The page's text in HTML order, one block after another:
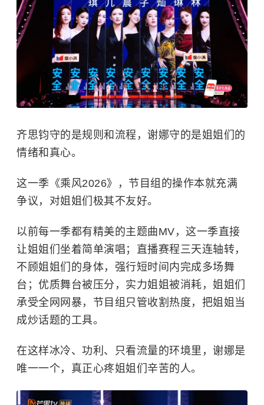
齐思钧守的是规则和流程，谢娜守的是姐姐们的
情绪和真心。
这一季《乘风2026》，节目组的操作本就充满
争议，对姐姐们极其不友好。
以前每一季都有精美的主题曲MV，这一季直接
让姐姐们坐着简单演唱；直播赛程三天连轴转，
不顾姐姐们的身体，强行短时间内完成多场舞
台；优质舞台被压分，实力姐姐被消耗，姐姐们
承受全网网暴，节目组只管收割热度，把姐姐当
成炒话题的工具。
在这样冰冷、功利、只看流量的环境里，谢娜是
唯一一个，真正心疼姐姐们辛苦的人。